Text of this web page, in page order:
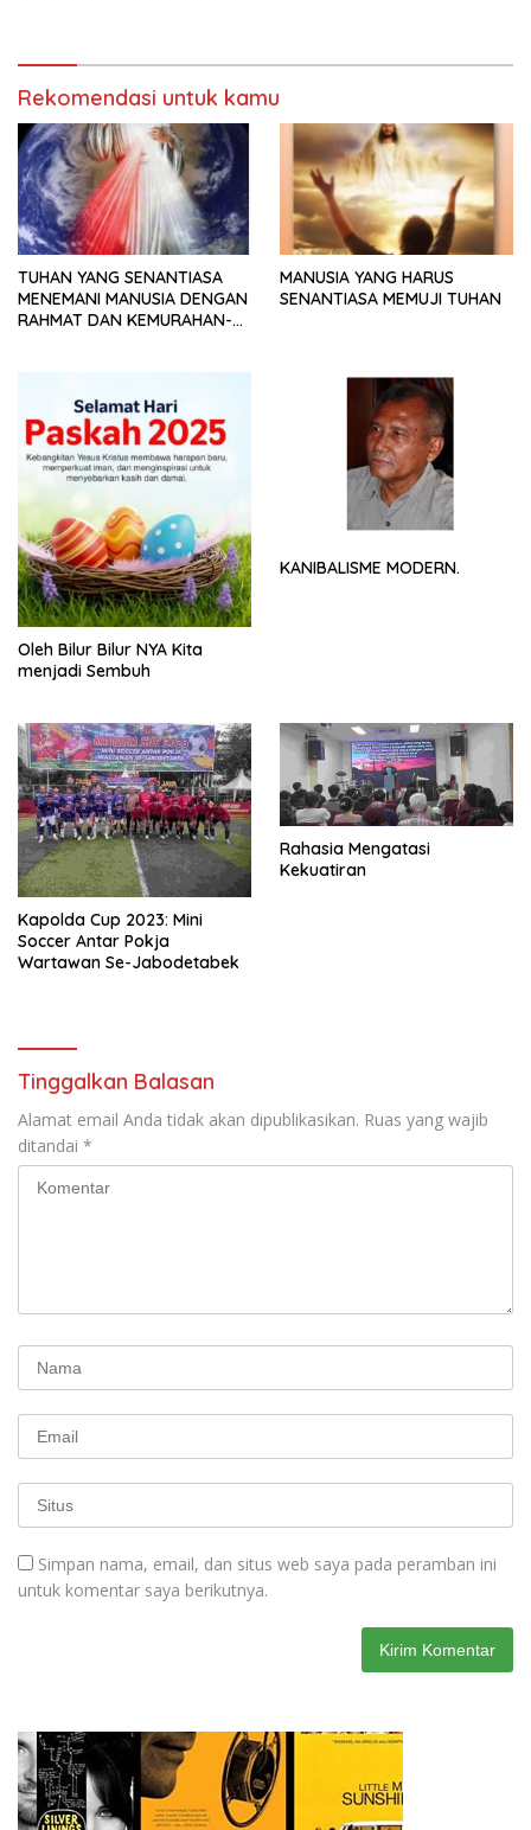
Rekomendasi untuk kamu
TUHAN YANG SENANTIASA
MENEMANI MANUSIA DENGAN
RAHMAT DAN KEMURAHAN-
MANUSIA YANG HARUS
SENANTIASA MEMUJI TUHAN
Oleh Bilur Bilur NYA Kita
menjadi Sembuh
KANIBALISME MODERN.
Kapolda Cup 2023: Mini
Soccer Antar Pokja
Wartawan Se-Jabodetabek
Rahasia Mengatasi
Kekuatiran
Tinggalkan Balasan
Alamat email Anda tidak akan dipublikasikan. Ruas yang wajib
ditandai *
Simpan nama, email, dan situs web saya pada peramban ini
untuk komentar saya berikutnya.